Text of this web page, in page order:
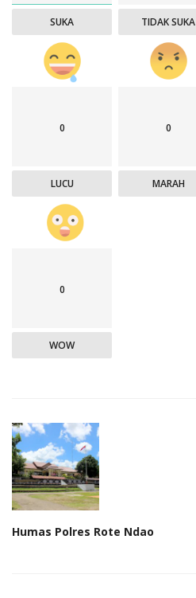
SUKA TIDAK SUKA
0
LUCU
0
MARAH
0
WOW
Humas Polres Rote Ndao